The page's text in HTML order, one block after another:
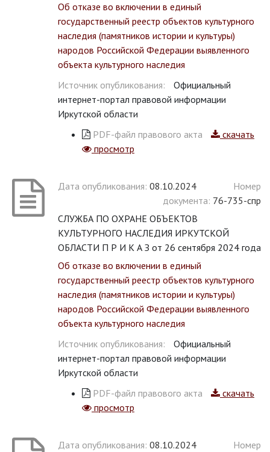
Об отказе во включении в единый
государственный реестр объектов культурного
наследия (памятников истории и культуры)
народов Российской Федерации выявленного
объекта культурного наследия
Источник опубликования:
Официальный
интернет-портал правовой информации
Иркутской области
PDF-файл правового акта
скачать
просмотр
Дата опубликования: 08.10.2024
Номер
документа: 76-735-спр
СЛУЖБА ПО ОХРАНЕ ОБЪЕКТОВ
КУЛЬТУРНОГО НАСЛЕДИЯ ИРКУТСКОЙ
ОБЛАСТИ П Р И К А З от 26 сентября 2024 года
Об отказе во включении в единый
государственный реестр объектов культурного
наследия (памятников истории и культуры)
народов Российской Федерации выявленного
объекта культурного наследия
Источник опубликования:
Официальный
интернет-портал правовой информации
Иркутской области
PDF-файл правового акта
скачать
просмотр
Дата опубликования: 08.10.2024
Номер